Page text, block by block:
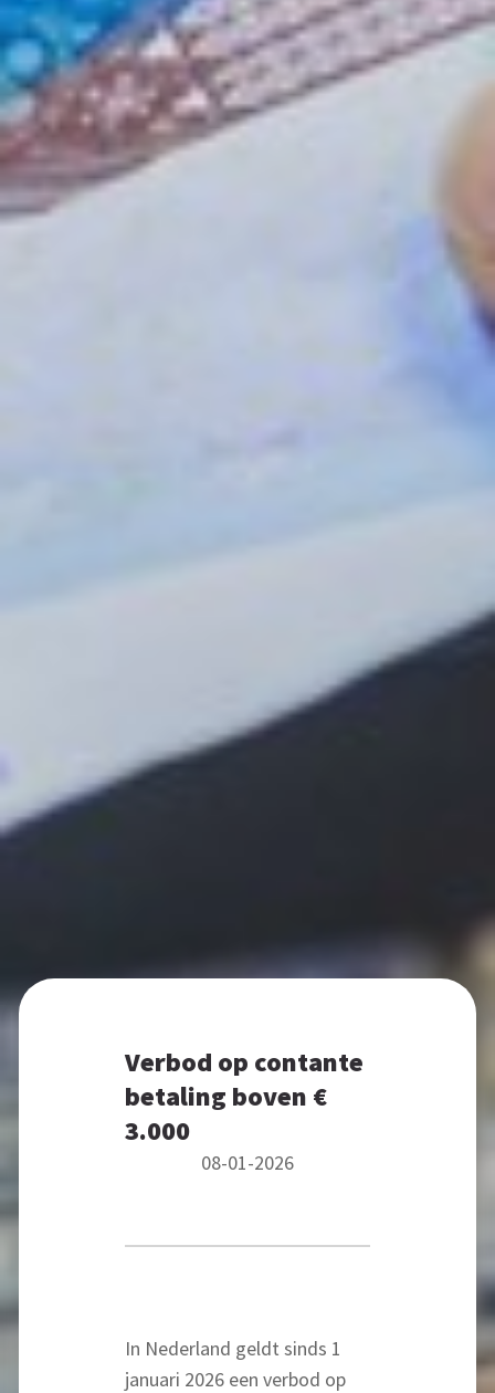
Verbod op contante
betaling boven €
3.000
08-01-2026
In Nederland geldt sinds 1
januari 2026 een verbod op